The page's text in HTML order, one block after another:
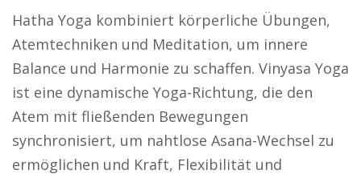
Hatha Yoga kombiniert körperliche Übungen,
Atemtechniken und Meditation, um innere
Balance und Harmonie zu schaffen. Vinyasa Yoga
ist eine dynamische Yoga-Richtung, die den
Atem mit fließenden Bewegungen
synchronisiert, um nahtlose Asana-Wechsel zu
ermöglichen und Kraft, Flexibilität und